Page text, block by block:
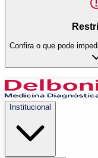
Confira o que pode
Institucional